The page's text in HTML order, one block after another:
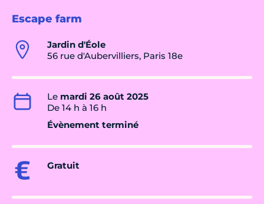
Escape farm
Jardin d'Éole
56 rue d'Aubervilliers, Paris 18e
Le mardi 26 août 2025
De 14 h à 16 h
Évènement terminé
Gratuit